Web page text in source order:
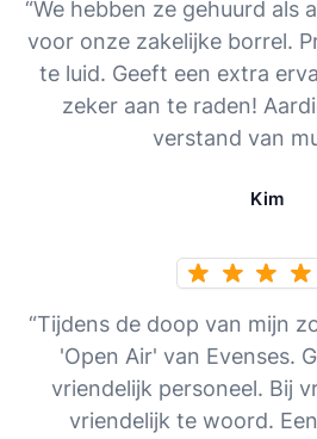
“We hebben ze gehuurd als
voor onze zakelijke borrel.
te luid. Geeft een extra
zeker aan te raden!
verstand van
Kim
“Tijdens de doop van mijn
'Open Air' van Evenses.
vriendelijk personeel. Bij
vriendelijk te woord.